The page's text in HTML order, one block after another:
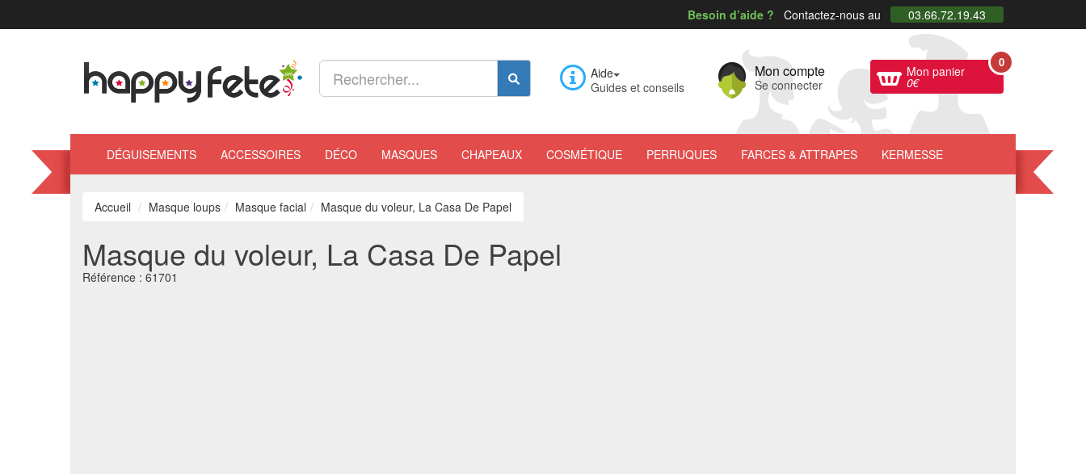
Besoin d’aide ? Contactez-nous au 03.66.72.19.43
Aide
Guides et conseils
Mon compte
Se connecter
Mon panier
0€
0
DÉGUISEMENTS ACCESSOIRES DÉCO MASQUES CHAPEAUX COSMÉTIQUE PERRUQUES FARCES & ATTRAPES KERMESSE
Accueil Masque loups Masque facial Masque du voleur, La Casa De Papel
Masque du voleur, La Casa De Papel
Référence : 61701